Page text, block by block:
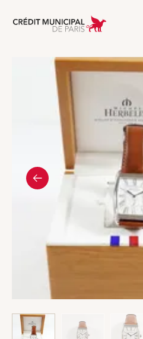
Aller à